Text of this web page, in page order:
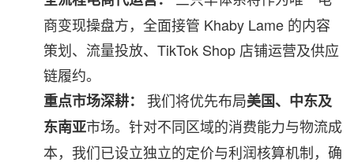
商变现操盘方，全面接管 Khaby Lame 的内容
策划、流量投放、TikTok Shop 店铺运营及供应
链履约。
重点市场深耕：
我们将优先布局美国、中东及
东南亚市场。针对不同区域的消费能力与物流成
本，我们已设立独立的定价与利润核算机制，确